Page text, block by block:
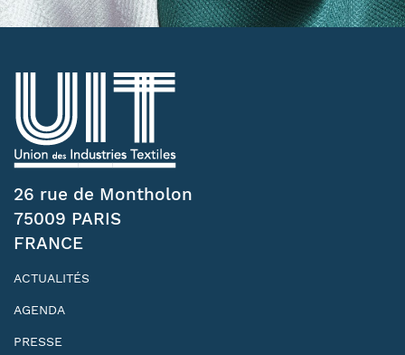
26 rue de Montholon
75009 PARIS
FRANCE
ACTUALITÉS
AGENDA
PRESSE